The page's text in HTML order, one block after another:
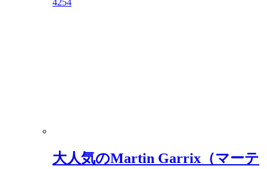
4254
大人気のMartin Garrix（マーテ